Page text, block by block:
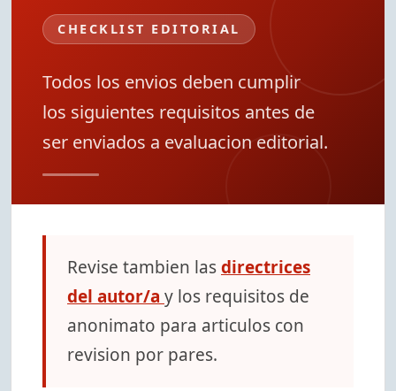
CHECKLIST EDITORIAL
Todos los envios deben cumplir
los siguientes requisitos antes de
ser enviados a evaluacion editorial.
Revise tambien lasdirectrices
del autor/a y los requisitos de
anonimato para articulos con
revision por pares.